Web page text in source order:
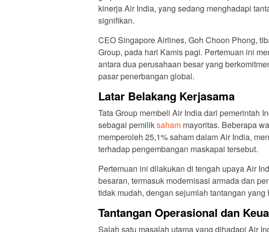
kinerja Air India, yang sedang menghadapi
signifikan.
CEO Singapore Airlines, Goh Choon Phong,
Group, pada hari Kamis pagi. Pertemuan ini
antara dua perusahaan besar yang
pasar penerbangan global.
Latar Belakang Kerjasama
Tata Group membeli Air India dari pemerintah
sebagai pemiliksaham mayoritas. Beberapa
memperoleh 25,1% saham dalam Air India,
terhadap pengembangan maskapai tersebut.
Pertemuan ini dilakukan di tengah upaya Air
besaran, termasuk modernisasi armada dan
tidak mudah, dengan sejumlah tantangan yang
Tantangan Operasional dan
Salah satu masalah utama yang dihadapi Air